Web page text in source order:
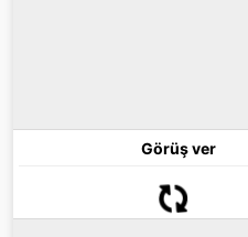
Görüş ver